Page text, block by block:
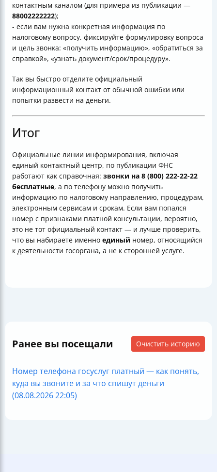
контактным каналом (для примера из публикации —
88002222222);
- если вам нужна конкретная информация по
налоговому вопросу, фиксируйте формулировку вопроса
и цель звонка: «получить информацию», «обратиться за
справкой», «узнать документ/срок/процедуру».
Так вы быстро отделите официальный
информационный контакт от обычной ошибки или
попытки развести на деньги.
Итог
Официальные линии информирования, включая
единый контактный центр, по публикации ФНС
работают как справочная: звонки на 8 (800) 222-22-22
бесплатные, а по телефону можно получить
информацию по налоговому направлению, процедурам,
электронным сервисам и срокам. Если вам попался
номер с признаками платной консультации, вероятно,
это не тот официальный контакт — и лучше проверить,
что вы набираете именно единый номер, относящийся
к деятельности госоргана, а не к сторонней услуге.
Ранее вы посещали Очистить историю
Номер телефона госуслуг платный — как понять,
куда вы звоните и за что спишут деньги
(08.08.2026 22:05)